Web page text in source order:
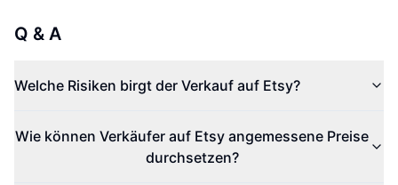
Q & A
Welche Risiken birgt der Verkauf auf Etsy?
Wie können Verkäufer auf Etsy angemessene Preise
durchsetzen?